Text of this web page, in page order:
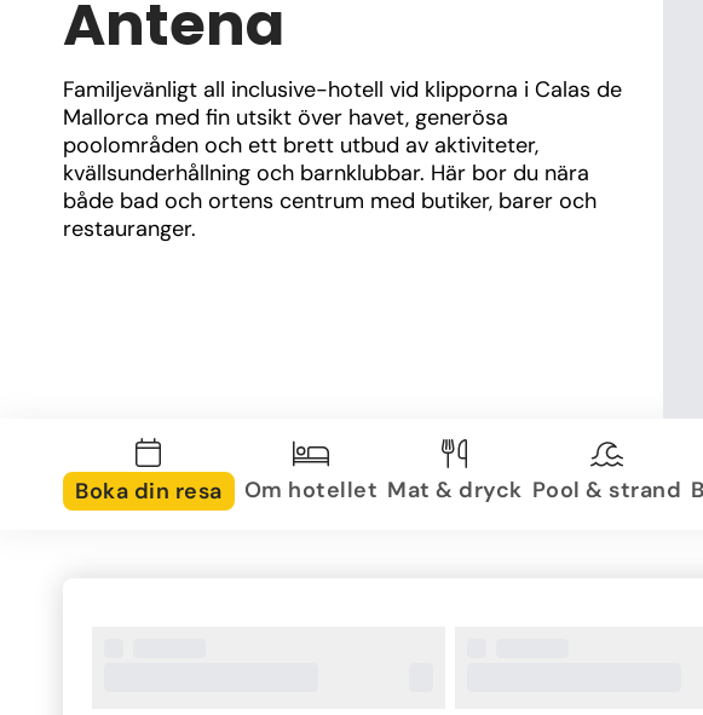
Antena
Familjevänligt all inclusive-hotell vid klipporna i Calas de
Mallorca med fin utsikt över havet, generösa
poolområden och ett brett utbud av aktiviteter,
kvällsunderhållning och barnklubbar. Här bor du nära
både bad och ortens centrum med butiker, barer och
restauranger.
Boka din resa Om hotellet Mat & dryck Pool & strand